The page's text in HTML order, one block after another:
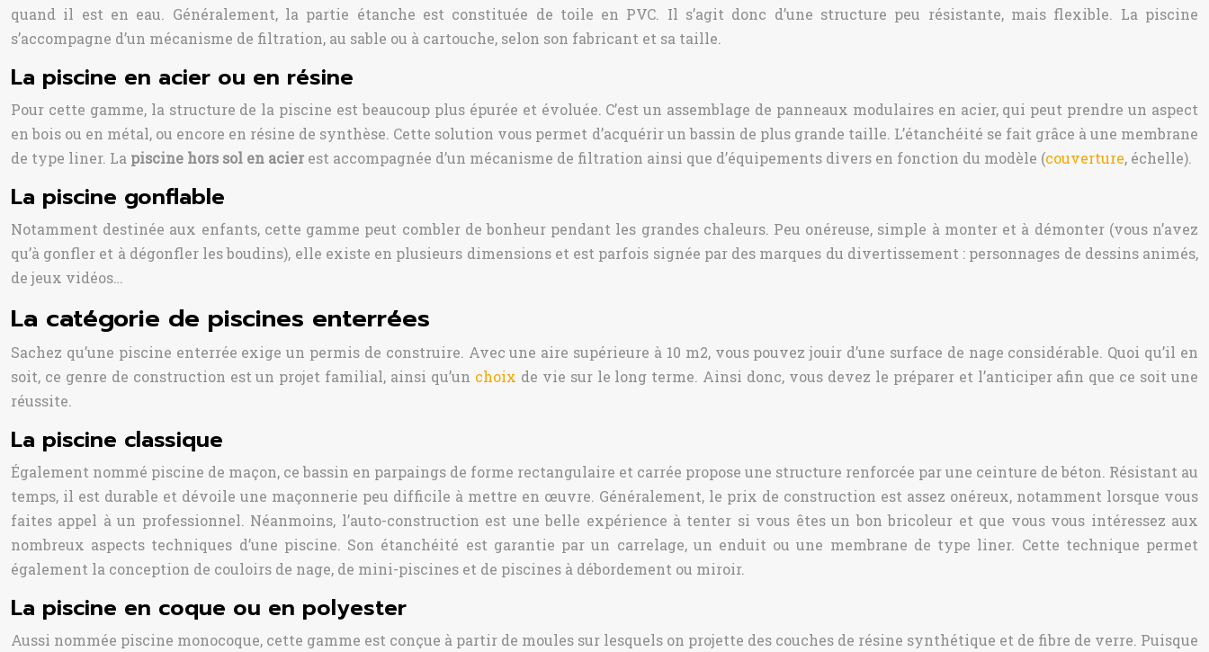
quand il est en eau. Généralement, la partie étanche est constituée de toile en PVC. Il s’agit donc d’une structure peu résistante, mais flexible. La piscine
s’accompagne d’un mécanisme de filtration, au sable ou à cartouche, selon son fabricant et sa taille.
La piscine en acier ou en résine
Pour cette gamme, la structure de la piscine est beaucoup plus épurée et évoluée. C’est un assemblage de panneaux modulaires en acier, qui peut prendre un aspect
en bois ou en métal, ou encore en résine de synthèse. Cette solution vous permet d’acquérir un bassin de plus grande taille. L’étanchéité se fait grâce à une membrane
de type liner. La piscine hors sol en acier est accompagnée d’un mécanisme de filtration ainsi que d’équipements divers en fonction du modèle (couverture, échelle).
La piscine gonflable
Notamment destinée aux enfants, cette gamme peut combler de bonheur pendant les grandes chaleurs. Peu onéreuse, simple à monter et à démonter (vous n’avez
qu’à gonfler et à dégonfler les boudins), elle existe en plusieurs dimensions et est parfois signée par des marques du divertissement : personnages de dessins animés,
de jeux vidéos…
La catégorie de piscines enterrées
Sachez qu’une piscine enterrée exige un permis de construire. Avec une aire supérieure à 10 m2, vous pouvez jouir d’une surface de nage considérable. Quoi qu’il en
soit, ce genre de construction est un projet familial, ainsi qu’un choix de vie sur le long terme. Ainsi donc, vous devez le préparer et l’anticiper afin que ce soit une
réussite.
La piscine classique
Également nommé piscine de maçon, ce bassin en parpaings de forme rectangulaire et carrée propose une structure renforcée par une ceinture de béton. Résistant au
temps, il est durable et dévoile une maçonnerie peu difficile à mettre en œuvre. Généralement, le prix de construction est assez onéreux, notamment lorsque vous
faites appel à un professionnel. Néanmoins, l’auto-construction est une belle expérience à tenter si vous êtes un bon bricoleur et que vous vous intéressez aux
nombreux aspects techniques d’une piscine. Son étanchéité est garantie par un carrelage, un enduit ou une membrane de type liner. Cette technique permet
également la conception de couloirs de nage, de mini-piscines et de piscines à débordement ou miroir.
La piscine en coque ou en polyester
Aussi nommée piscine monocoque, cette gamme est conçue à partir de moules sur lesquels on projette des couches de résine synthétique et de fibre de verre. Puisque